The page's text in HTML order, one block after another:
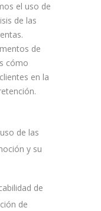
el uso de
de las
de
cómo
en la
de las
y su
de
de